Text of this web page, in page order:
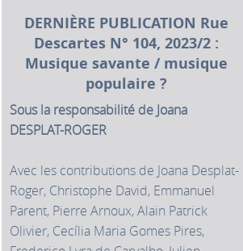
DERNIÈRE PUBLICATION Rue
Descartes N° 104, 2023/2 :
Musique savante / musique
populaire ?
Sous la responsabilité de Joana
DESPLAT-ROGER
Avec les contributions de Joana Desplat-
Roger, Christophe David, Emmanuel
Parent, Pierre Arnoux, Alain Patrick
Olivier, Cecília Maria Gomes Pires,